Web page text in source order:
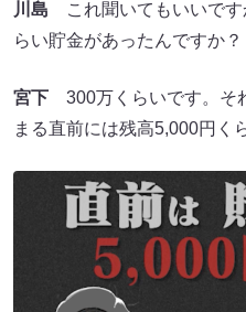
川島 これ聞いてもいいです
らい貯金があったんですか？
宮下 300万くらいです。そ
まる直前には残高5,000円く